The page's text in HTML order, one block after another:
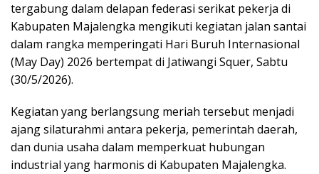
tergabung dalam delapan federasi serikat pekerja di
Kabupaten Majalengka mengikuti kegiatan jalan santai
dalam rangka memperingati Hari Buruh Internasional
(May Day) 2026 bertempat di Jatiwangi Squer, Sabtu
(30/5/2026).
Kegiatan yang berlangsung meriah tersebut menjadi
ajang silaturahmi antara pekerja, pemerintah daerah,
dan dunia usaha dalam memperkuat hubungan
industrial yang harmonis di Kabupaten Majalengka.